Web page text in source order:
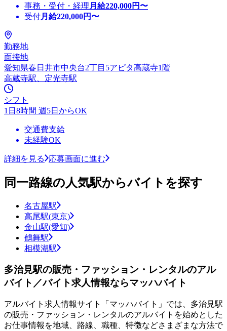
事務・受付・経理 月給220,000円〜
受付月給220,000円〜
勤務地
面接地
愛知県春日井市中央台2丁目5アピタ高蔵寺1階
高蔵寺駅、定光寺駅
シフト
1日8時間 週5日からOK
交通費支給
未経験OK
詳細を見る 応募画面に進む
同一路線の人気駅からバイトを探す
名古屋駅
高尾駅(東京)
金山駅(愛知)
鶴舞駅
相模湖駅
多治見駅の販売・ファッション・レンタルのアル
バイト／バイト求人情報ならマッハバイト
アルバイト求人情報サイト「マッハバイト」では、多治見駅
の販売・ファッション・レンタルのアルバイトを始めとした
お仕事情報を地域、路線、職種、特徴などさまざまな方法で